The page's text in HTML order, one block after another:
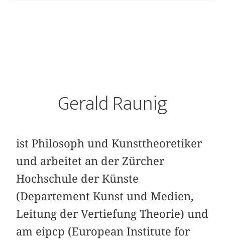
Gerald Raunig
ist Philosoph und Kunsttheoretiker
und arbeitet an der Zürcher
Hochschule der Künste
(Departement Kunst und Medien,
Leitung der Vertiefung Theorie) und
am eipcp (European Institute for